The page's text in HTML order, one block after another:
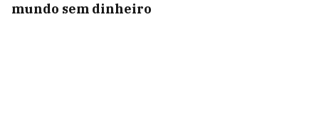
mundo sem dinheiro